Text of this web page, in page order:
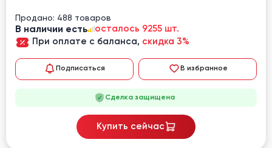
Продано: 488 товаров
В наличии есть
осталось 9255 шт.
При оплате с баланса, скидка 3%
Подписаться В избранное
Сделка защищена
Купить сейчас